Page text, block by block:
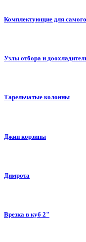
Комплектующие для
Узлы отбора и
Тарельчатые колонны
Джин корзины
Димрота
Врезка в куб 2"